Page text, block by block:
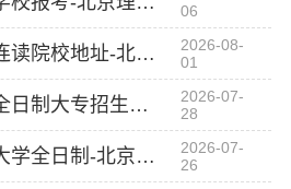
06
珠海全日制专本连读院校地址-北京理工大学珠海学院继续教育学院
2026-08-
01
广东不要考试的全日制大专招生简章-北京理工大学珠海学院继续教育学院
2026-07-
28
广东专本连读的大学全日制-北京理工大学珠海学院继教院
2026-07-
26